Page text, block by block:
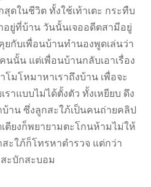
ดในชีวิต ทั้งใช้เท้าเตะ กระทืบ
าอยู่ที่บ้าน วันนั้นเจออดีตสามีอยู่
ยกับเพื่อนบ้านทำนองพูดเล่นว่า
นั้น แต่เพื่อนบ้านกลับเอาเรื่อง
มโหมาหาเราถึงบ้าน เพื่อจะ
ราแบบไม่ได้ตั้งตัว ทั้งเหยียบ ดึง
าน ซึ่งลูกสะใภ้เป็นคนถ่ายคลิป
ตียงก็พยายามตะโกนห้ามไม่ให้
ะใภ้ก็โทรหาตำรวจ แต่กว่า
ะบักสะบอม